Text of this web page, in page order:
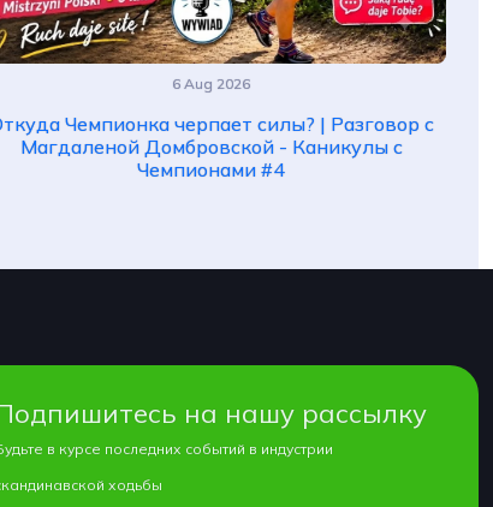
6 Aug 2026
Чемпионка черпает силы? | Разговор с
Магдаленой Домбровской - Каникулы с
Чемпионами #4
на нашу рассылку
в курсе последних событий в индустрии
ходьбы